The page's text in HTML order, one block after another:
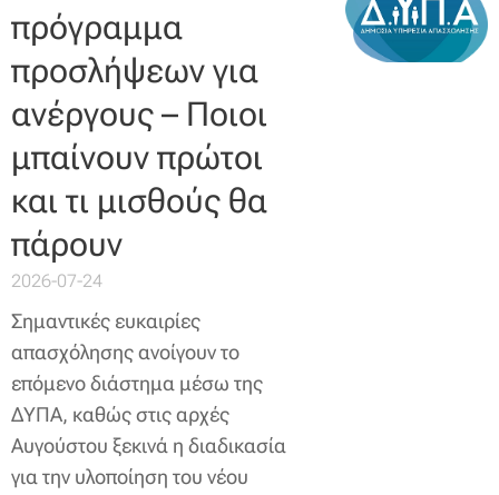
πρόγραμμα
προσλήψεων για
ανέργους – Ποιοι
μπαίνουν πρώτοι
και τι μισθούς θα
πάρουν
2026-07-24
Σημαντικές ευκαιρίες
απασχόλησης ανοίγουν το
επόμενο διάστημα μέσω της
ΔΥΠΑ, καθώς στις αρχές
Αυγούστου ξεκινά η διαδικασία
για την υλοποίηση του νέου